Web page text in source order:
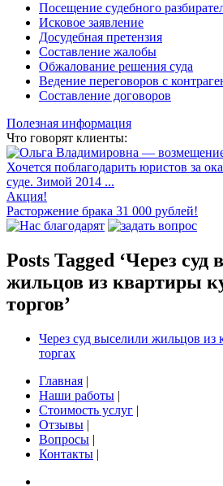
Посещение судебного
Исковое заявление
Досудебная претензия
Составление жалобы
Обжалование решения суда
Ведение переговоров с
Составление договоров
Полезная информация
Что говорят клиенты:
Хочется поблагодарить юристов за
суде. Зимой 2014 ...
Акция!
Расторжение брака 31 000 рублей!
Posts Tagged ‘Через суд
жильцов из квартиры
торгов’
Через суд выселили жильцов из
торгах
Главная |
Наши работы |
Стоимость услуг |
Отзывы |
Вопросы |
Контакты |